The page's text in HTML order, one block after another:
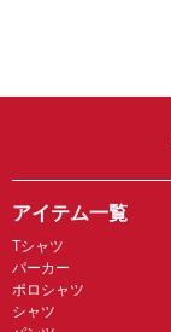
アイテム一覧
Tシャツ
パーカー
ポロシャツ
シャツ